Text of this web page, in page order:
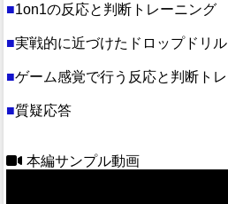
■1on1の反応と判断トレーニング
■実戦的に近づけたドロップドリル
■ゲーム感覚で行う反応と判断ト
■質疑応答
本編サンプル動画